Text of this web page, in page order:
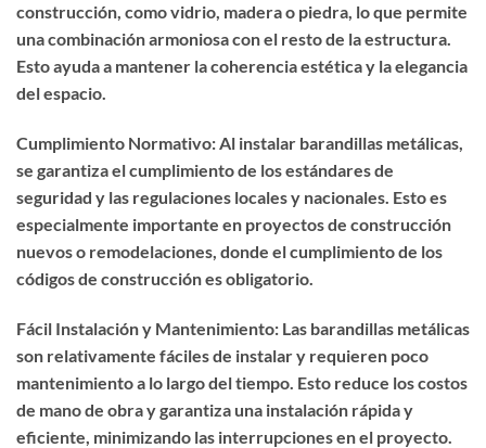
construcción, como vidrio, madera o piedra, lo que permite
una combinación armoniosa con el resto de la estructura.
Esto ayuda a mantener la coherencia estética y la elegancia
del espacio.
Cumplimiento Normativo: Al instalar barandillas metálicas,
se garantiza el cumplimiento de los estándares de
seguridad y las regulaciones locales y nacionales. Esto es
especialmente importante en proyectos de construcción
nuevos o remodelaciones, donde el cumplimiento de los
códigos de construcción es obligatorio.
Fácil Instalación y Mantenimiento: Las barandillas metálicas
son relativamente fáciles de instalar y requieren poco
mantenimiento a lo largo del tiempo. Esto reduce los costos
de mano de obra y garantiza una instalación rápida y
eficiente, minimizando las interrupciones en el proyecto.